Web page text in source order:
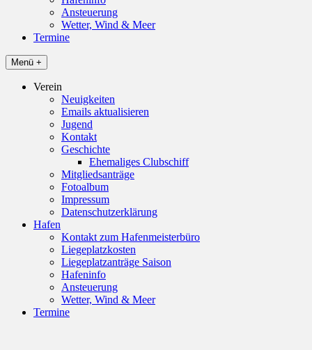
Ansteuerung
Wetter, Wind & Meer
Termine
Menü +
Verein
Neuigkeiten
Emails aktualisieren
Jugend
Kontakt
Geschichte
Ehemaliges Clubschiff
Mitgliedsanträge
Fotoalbum
Impressum
Datenschutzerklärung
Hafen
Kontakt zum Hafenmeisterbüro
Liegeplatzkosten
Liegeplatzanträge Saison
Hafeninfo
Ansteuerung
Wetter, Wind & Meer
Termine